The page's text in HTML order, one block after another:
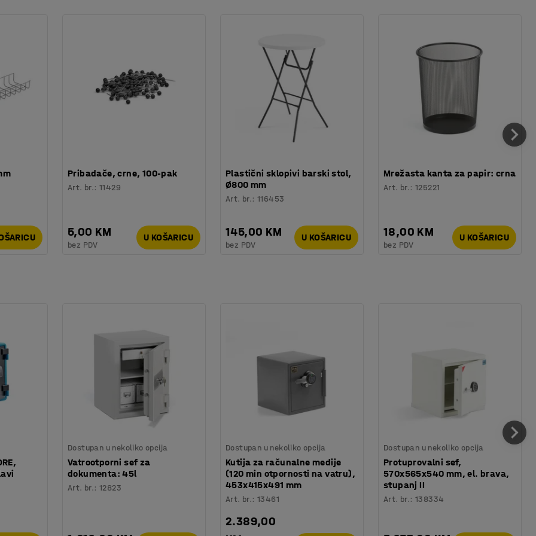
Pribadače, crne, 100-pak
Art. br.:11429
5,00 KM
bez PDV
U KOŠARICU
Plastični sklopivi barski stol,
Ø800 mm
Art. br.:116453
145,00 KM
bez PDV
U KOŠARICU
Mrežasta kanta za papir: crna
Art. br.:125221
18,00 KM
bez PDV
U KOŠARICU
Dostupan u nekoliko opcija
Vatrootporni sef za
dokumenta: 45l
Art. br.:12823
Dostupan u nekoliko opcija
Kutija za računalne medije
(120 min otpornosti na vatru),
453x415x491 mm
Art. br.:13461
2.389,00
Dostupan u nekoliko opcija
Protuprovalni sef,
570x565x540 mm, el. brava,
stupanj II
Art. br.:138334